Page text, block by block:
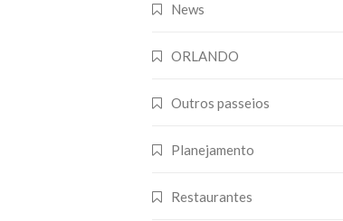
News
ORLANDO
Outros passeios
Planejamento
Restaurantes